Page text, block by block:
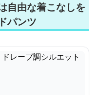
自由な着こなしを
パンツ